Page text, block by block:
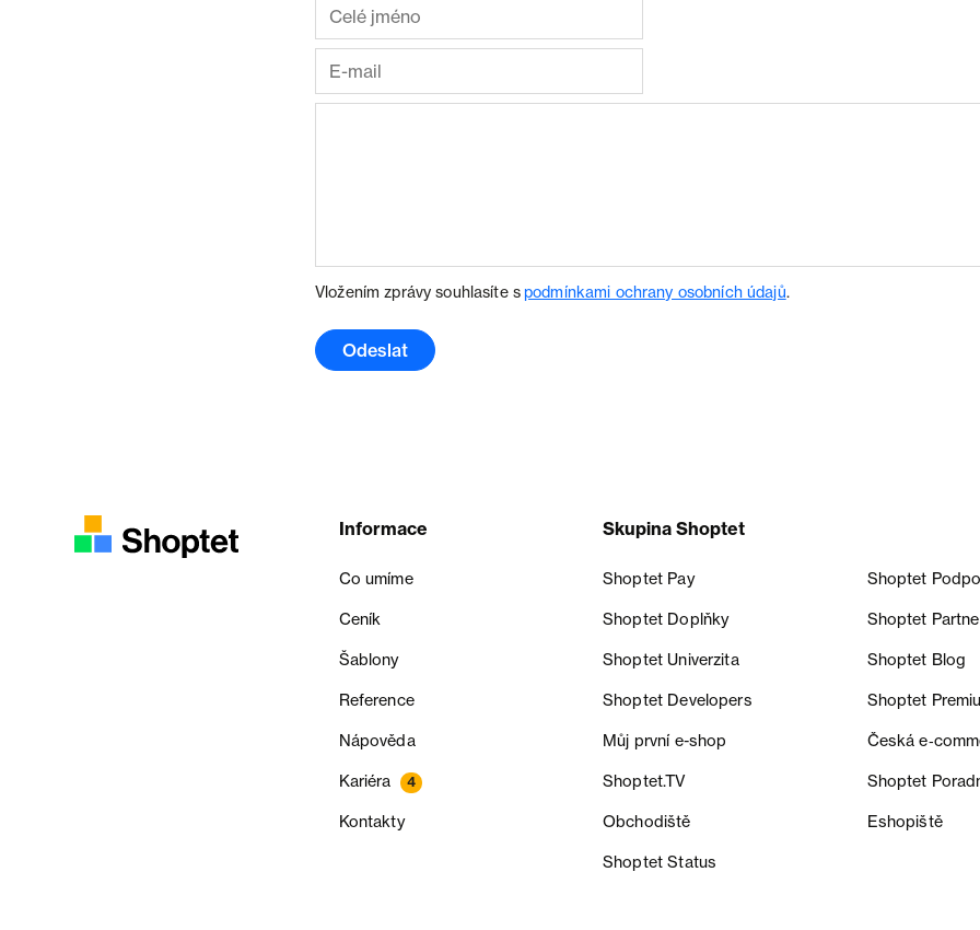
Vložením zprávy souhlasíte spodmínkami ochrany osobních údajů.
Odeslat
Informace
Co umíme
Ceník
Šablony
Reference
Nápověda
Kariéra 4
Kontakty
Skupina Shoptet
Shoptet Pay Shoptet
Shoptet Doplňky Shoptet
Shoptet Univerzita Shoptet Blog
Shoptet Developers Shoptet
Můj první e-shop Česká
Shoptet.TV Shoptet
Obchodiště Eshopiště
Shoptet Status